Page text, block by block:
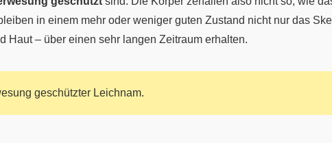
in einem mehr oder weniger guten Zustand nicht nur das
– über einen sehr langen Zeitraum erhalten.
geschützter Leichnam.